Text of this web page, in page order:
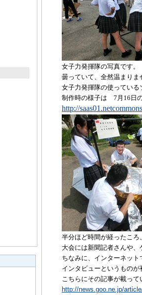
女子力発揮隊の写真です。
曇っていて、全然温まり
女子力発揮隊の使ってい
制作時の様子は 7 月 16 日
http://
半分ほど時間が経ったころ
大会には新聞記者さんや、
ちなみに、インターネッ
インタビューというものが
こちらにその記事が載って
http://news.goo.ne.jp/